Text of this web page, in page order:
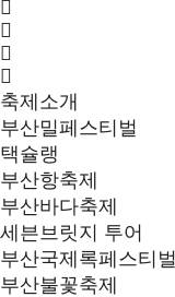
축제소개
부산밀페스티벌
택슐랭
부산항축제
부산바다축제
세븐브릿지 투어
부산국제록페스티벌
부산불꽃축제